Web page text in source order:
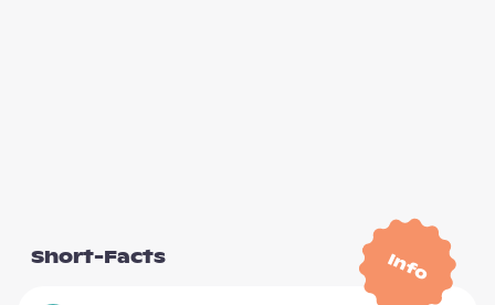
Info
Short-Facts